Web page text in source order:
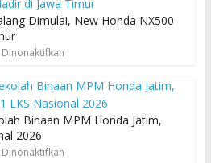
Dimulai, New Honda NX500
Binaan MPM Honda Jatim,
2026